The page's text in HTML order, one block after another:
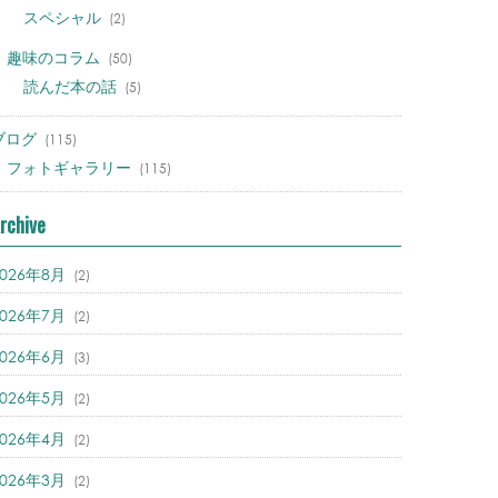
スペシャル (2)
趣味のコラム (50)
読んだ本の話 (5)
ログ (115)
フォトギャラリー (115)
年8月 (2)
年7月 (2)
年6月 (3)
年5月 (2)
年4月 (2)
年3月 (2)